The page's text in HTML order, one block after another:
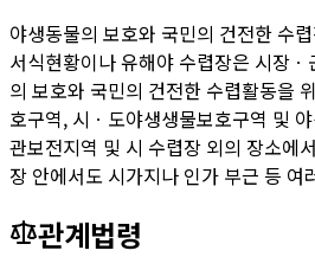
야생동물의 보호와 국민의 건전한 수
서식현황이나 유해야 수렵장은 시장
의 보호와 국민의 건전한 수렵활동을
호구역, 시ㆍ도야생생물보호구역 및
관보전지역 및 시 수렵장 외의 장소에
장 안에서도 시가지나 인가 부근 등 여
관계법령